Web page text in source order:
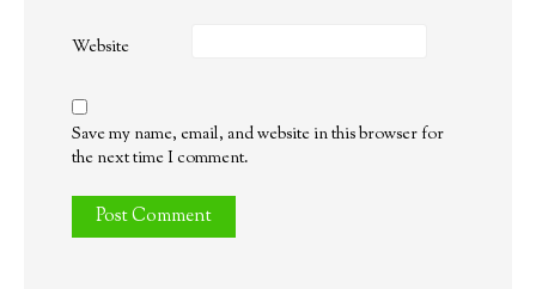
Website
Save my name, email, and website in this browser for
the next time I comment.